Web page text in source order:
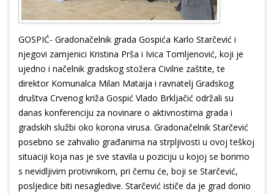
GOSPIĆ- Gradonačelnik grada Gospića Karlo Starčević i
njegovi zamjenici Kristina Prša i Ivica Tomljenović, koji je
ujedno i načelnik gradskog stožera Civilne zaštite, te
direktor Komunalca Milan Mataija i ravnatelj Gradskog
društva Crvenog križa Gospić Vlado Brkljačić održali su
danas konferenciju za novinare o aktivnostima grada i
gradskih službi oko korona virusa. Gradonačelnik Starčević
posebno se zahvalio građanima na strpljivosti u ovoj teškoj
situaciji koja nas je sve stavila u poziciju u kojoj se borimo
s nevidljivim protivnikom, pri čemu će, boji se Starčević,
posljedice biti nesagledive. Starčević ističe da je grad donio